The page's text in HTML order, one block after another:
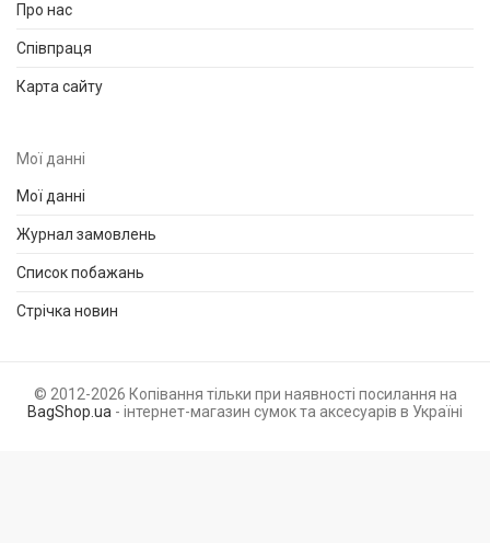
Про нас
Співпраця
Карта сайту
Мої данні
Мої данні
Журнал замовлень
Список побажань
Стрічка новин
© 2012-2026 Копівання тільки при наявності посилання на
BagShop.ua - інтернет-магазин сумок та аксесуарів в Україні